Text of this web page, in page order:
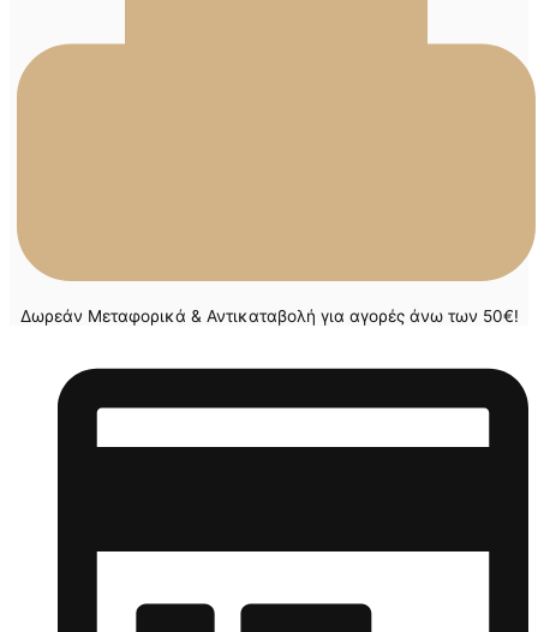
Δωρεάν Μεταφορικά & Αντικαταβολή για αγορές άνω των 50€!